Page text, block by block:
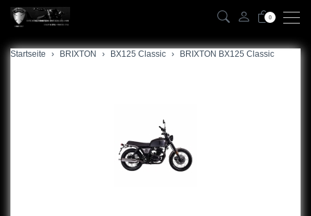
0
zurück
Startseite BRIXTON BX125 Classic BRIXTON BX125 Classic